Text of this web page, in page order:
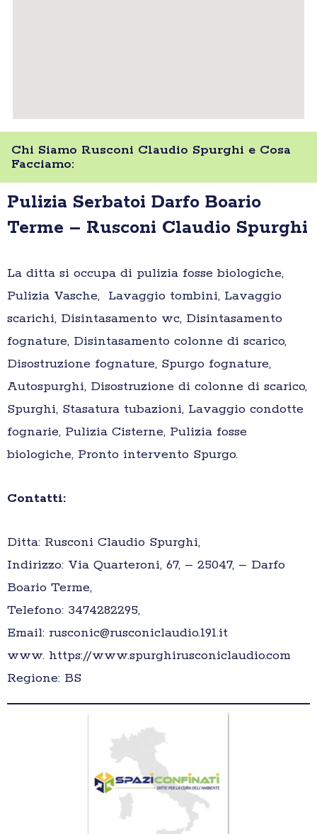
Chi Siamo Rusconi Claudio Spurghi e Cosa
Facciamo:
Pulizia Serbatoi Darfo Boario
Terme – Rusconi Claudio Spurghi
La ditta si occupa di pulizia fosse biologiche,
Pulizia Vasche, Lavaggio tombini, Lavaggio
scarichi, Disintasamento wc, Disintasamento
fognature, Disintasamento colonne di scarico,
Disostruzione fognature, Spurgo fognature,
Autospurghi, Disostruzione di colonne di scarico,
Spurghi, Stasatura tubazioni, Lavaggio condotte
fognarie, Pulizia Cisterne, Pulizia fosse
biologiche, Pronto intervento Spurgo.
Contatti:
Ditta: Rusconi Claudio Spurghi,
Indirizzo: Via Quarteroni, 67, – 25047, – Darfo
Boario Terme,
Telefono: 3474282295,
Email: rusconic@rusconiclaudio.191.it
www. https://www.spurghirusconiclaudio.com
Regione: BS